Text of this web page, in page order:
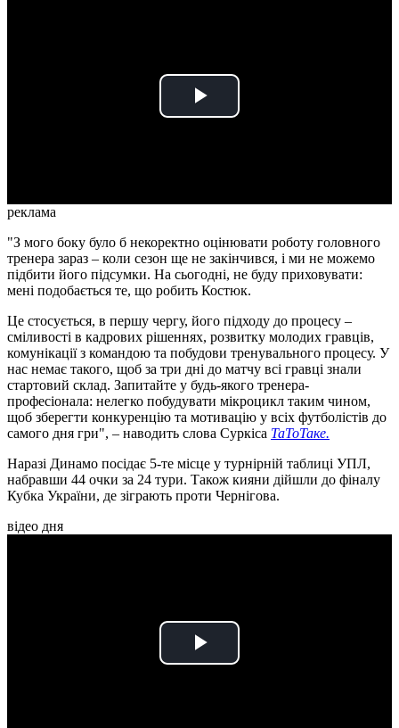
Play
реклама
"З мого боку було б некоректно оцінювати роботу головного
тренера зараз – коли сезон ще не закінчився, і ми не можемо
підбити його підсумки. На сьогодні, не буду приховувати:
мені подобається те, що робить Костюк.
Це стосується, в першу чергу, його підходу до процесу –
сміливості в кадрових рішеннях, розвитку молодих гравців,
комунікації з командою та побудови тренувального процесу. У
нас немає такого, щоб за три дні до матчу всі гравці знали
стартовий склад. Запитайте у будь-якого тренера-
професіонала: нелегко побудувати мікроцикл таким чином,
щоб зберегти конкуренцію та мотивацію у всіх футболістів до
самого дня гри", – наводить слова Суркіса ТаТоТаке.
Наразі Динамо посідає 5-те місце у турнірній таблиці УПЛ,
набравши 44 очки за 24 тури. Також кияни дійшли до фіналу
Кубка України, де зіграють проти Чернігова.
відео дня
Play